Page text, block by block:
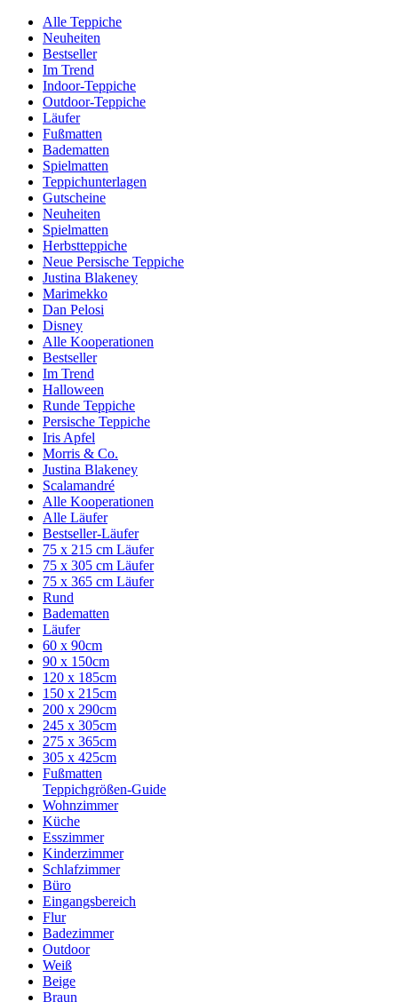
Alle Teppiche
Neuheiten
Bestseller
Im Trend
Indoor-Teppiche
Outdoor-Teppiche
Läufer
Fußmatten
Badematten
Spielmatten
Teppichunterlagen
Gutscheine
Neuheiten
Spielmatten
Herbstteppiche
Neue Persische Teppiche
Justina Blakeney
Marimekko
Dan Pelosi
Disney
Alle Kooperationen
Bestseller
Im Trend
Halloween
Runde Teppiche
Persische Teppiche
Iris Apfel
Morris & Co.
Justina Blakeney
Scalamandré
Alle Kooperationen
Alle Läufer
Bestseller-Läufer
75 x 215 cm Läufer
75 x 305 cm Läufer
75 x 365 cm Läufer
Rund
Badematten
Läufer
60 x 90cm
90 x 150cm
120 x 185cm
150 x 215cm
200 x 290cm
245 x 305cm
275 x 365cm
305 x 425cm
Fußmatten
Teppichgrößen-Guide
Wohnzimmer
Küche
Esszimmer
Kinderzimmer
Schlafzimmer
Büro
Eingangsbereich
Flur
Badezimmer
Outdoor
Weiß
Beige
Braun